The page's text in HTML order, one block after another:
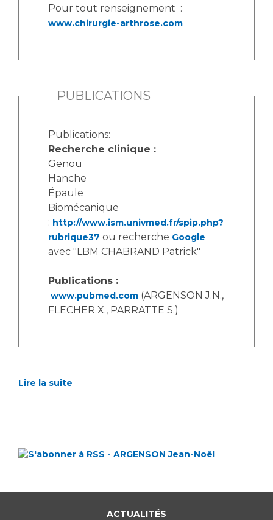
Pour tout renseignement :
www.chirurgie-arthrose.com
PUBLICATIONS
Publications:
Recherche clinique :
Genou
Hanche
Épaule
Biomécanique
: http://www.ism.univmed.fr/spip.php?
rubrique37 ou recherche Google
avec "LBM CHABRAND Patrick"
Publications :
www.pubmed.com (ARGENSON J.N.,
FLECHER X., PARRATTE S.)
Lire la suite
ACTUALITÉS